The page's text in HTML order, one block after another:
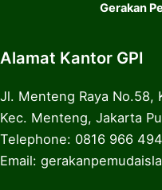
Gerakan
Alamat Kantor GPI
Jl. Menteng Raya No.58,
Kec. Menteng, Jakarta
Telephone: 0816 966 494
Email: